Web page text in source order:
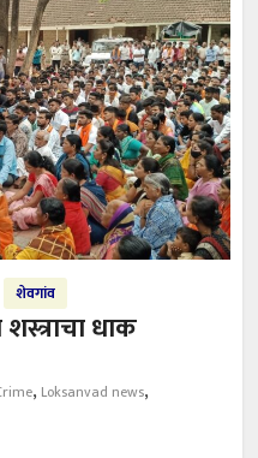
शेवगांव
धाक
, Loksanvad news,